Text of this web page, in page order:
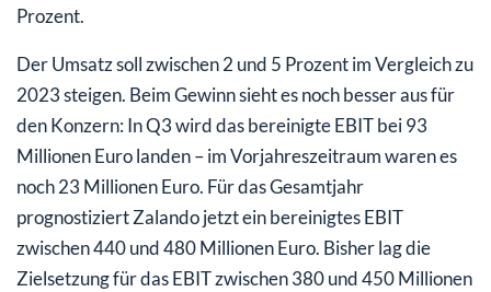
Prozent.
Der Umsatz soll zwischen 2 und 5 Prozent im Vergleich zu
2023 steigen. Beim Gewinn sieht es noch besser aus für
den Konzern: In Q3 wird das bereinigte EBIT bei 93
Millionen Euro landen – im Vorjahreszeitraum waren es
noch 23 Millionen Euro. Für das Gesamtjahr
prognostiziert Zalando jetzt ein bereinigtes EBIT
zwischen 440 und 480 Millionen Euro. Bisher lag die
Zielsetzung für das EBIT zwischen 380 und 450 Millionen